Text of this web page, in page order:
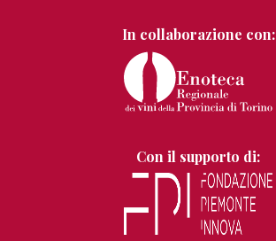
In collaborazione con:
Con il supporto di: